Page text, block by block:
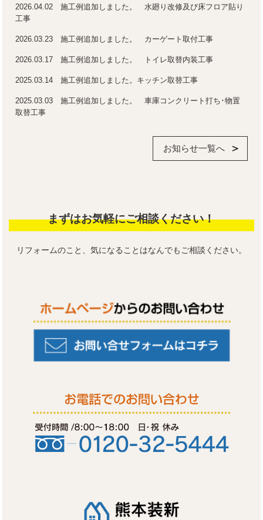
2026.04.02 施工例追加しました。 水廻り改修及び床フロア貼り
工事
2026.03.23 施工例追加しました。 カーゲート取付工事
2026.03.17 施工例追加しました。 トイレ取替内装工事
2025.03.14 施工例追加しました。キッチン取替工事
2025.03.03 施工例追加しました。 車庫コンクリート打ち･物置
取替工事
お知らせ一覧へ
まずはお気軽にご相談ください！
リフォームのこと、気になることはなんでもご相談ください。